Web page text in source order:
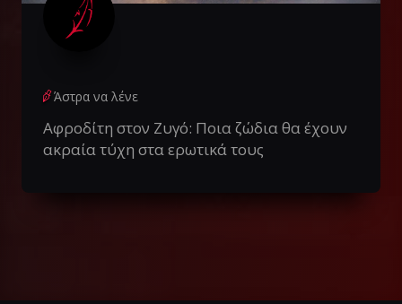
Άστρα να λένε
Αφροδίτη στον Ζυγό: Ποια ζώδια θα έχουν
ακραία τύχη στα ερωτικά τους